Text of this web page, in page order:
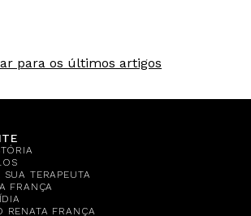
para os últimos artigos
SUA TERAPEUTA
FRANÇA
RENATA FRANÇA